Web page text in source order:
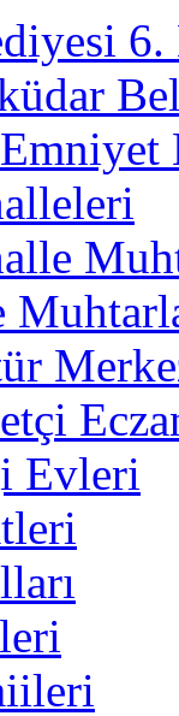
6.
Evleri